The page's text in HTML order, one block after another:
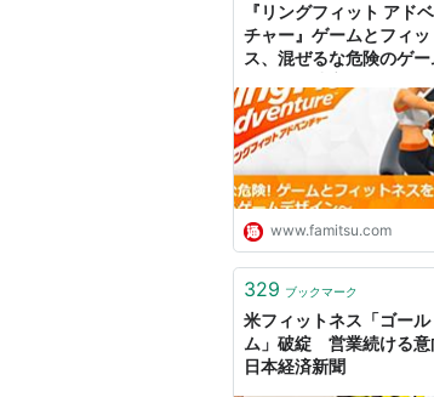
『リングフィット アド
チャー』ゲームとフィ
ス、混ぜるな危険のゲー
【CEDEC 2020】 | ゲー
ム・エンタメ最新情報
ミ通.com
www.famitsu.com
329 ブックマーク
米フィットネス「ゴー
ム」破綻 営業続ける意
日本経済新聞